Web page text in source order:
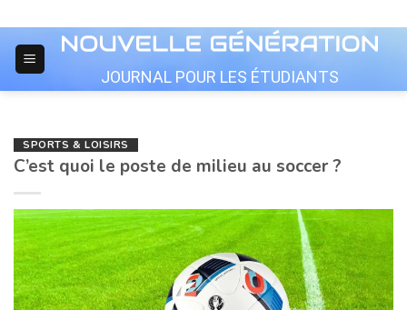
to
content
JOURNAL POUR LES ÉTUDIANTS
SPORTS & LOISIRS
C’est quoi le poste de milieu au soccer ?